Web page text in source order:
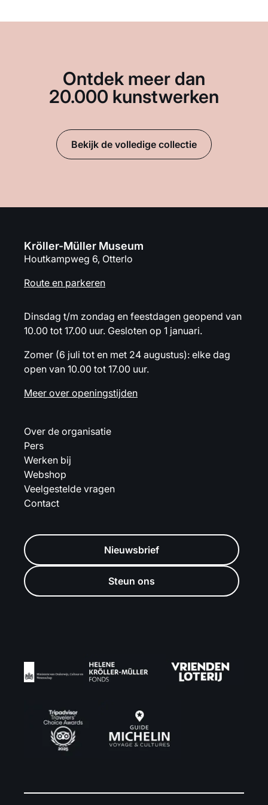
Ontdek meer dan
20.000 kunstwerken
Bekijk de volledige collectie
Kröller-Müller Museum
Houtkampweg 6, Otterlo
Route en parkeren
Dinsdag t/m zondag en feestdagen geopend van
10.00 tot 17.00 uur. Gesloten op 1 januari.
Zomer (6 juli tot en met 24 augustus): elke dag
open van 10.00 tot 17.00 uur.
Meer over openingstijden
Over de organisatie
Pers
Werken bij
Webshop
Veelgestelde vragen
Contact
Nieuwsbrief
Steun ons